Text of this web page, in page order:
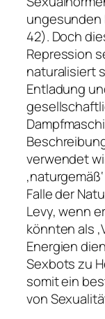
ungesunden
42). Doch
Repression
naturalisiert
Entladung
verwendet
Falle der
Levy, wenn
könnten als
Energien
Sexbots zu
somit ein
von